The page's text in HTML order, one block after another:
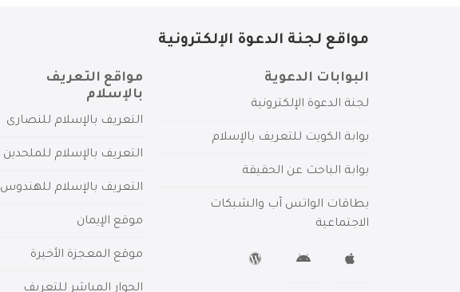
مواقع لجنة الدعوة الإلكترونية
البوابات الدعوية
لجنة الدعوة الإلكترونية
بوابة الكويت للتعريف بالإسلام
بوابة الباحث عن الحقيقة
بطاقات الواتس آب والشبكات
الاجتماعية
مواقع التعريف
بالإسلام
التعريف بالإسلام للنصارى
التعريف بالإسلام للملحدين
التعريف بالإسلام للهندوس
موقع الإيمان
موقع المعجزة الأخيرة
الحوار المباشر للتعريف